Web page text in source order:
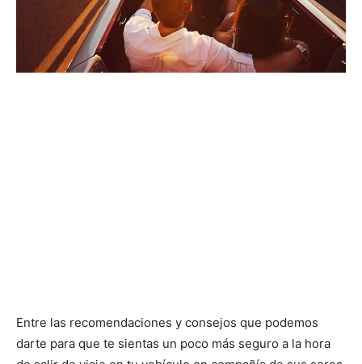
Entre las recomendaciones y consejos que podemos
darte para que te sientas un poco más seguro a la hora